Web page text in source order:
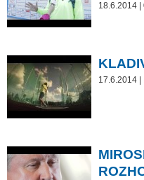
18.6.2014 |
17.6.2014 |